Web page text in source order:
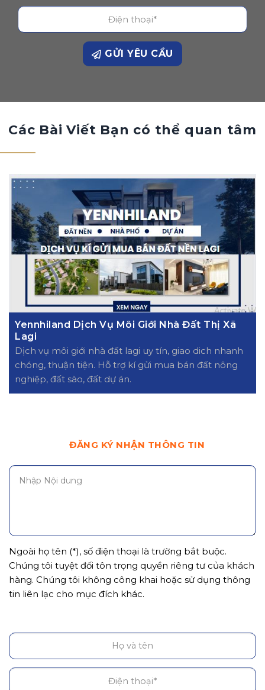
GỬI YÊU CẦU
Các Bài Viết Bạn có thể quan tâm
Yennhiland Dịch Vụ Môi Giới Nhà Đất Thị Xã
Lagi
Dịch vụ môi giới nhà đất lagi uy tín, giao dich nhanh
chóng, thuận tiện. Hỗ trợ kí gửi mua bán đất nông
nghiệp, đất sào, đất dự án.
ĐĂNG KÝ NHẬN THÔNG TIN
Ngoài họ tên (*), số điện thoại là trường bắt buộc.
Chúng tôi tuyệt đối tôn trọng quyền riêng tư của khách
hàng. Chúng tôi không công khai hoặc sử dụng thông
tin liên lạc cho mục đích khác.